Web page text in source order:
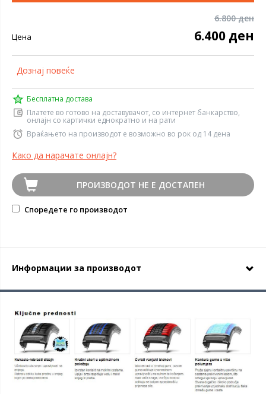
6.800 ден
Цена 6.400 ден
Дознај повеќе
Бесплатна достава
Платете во готово на доставувачот, со интернет банкарство,
онлајн со картички еднократно и на рати
Враќањето на производот е возможно во рок од 14 дена
Како да нарачате онлајн?
ПРОИЗВОДОТ НЕ Е ДОСТАПЕН
Споредете го производот
Информации за производот